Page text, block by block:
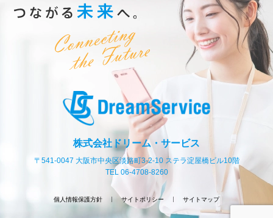
株式会社ドリーム・サービス
〒541-0047 大阪市中央区淡路町3-2-10 ステラ淀屋橋ビル10階
TEL 06-4708-8260
個人情報保護方針 サイトポリシー サイトマップ